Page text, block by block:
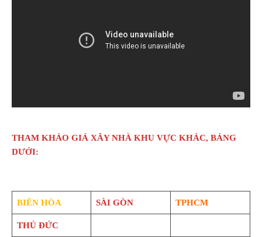
THAM KHẢO GIÁ XÂY NHÀ KHU VỰC KHÁC, BẢNG
DƯỚI:
BIÊN HÒA SÀI GÒN TPHCM
THỦ ĐỨC